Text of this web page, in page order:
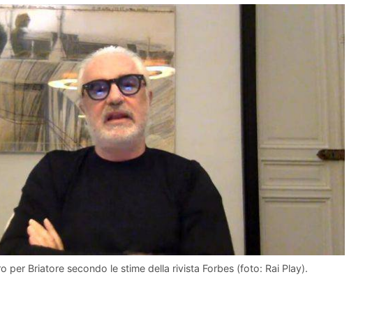
per Briatore secondo le stime della rivista Forbes (foto: Rai Play).